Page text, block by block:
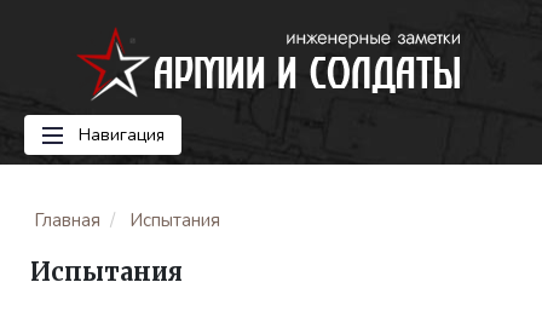
Навигация
Главная Испытания
Испытания